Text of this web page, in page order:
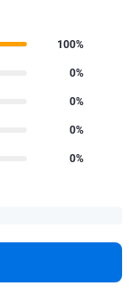
100%
0%
0%
0%
0%